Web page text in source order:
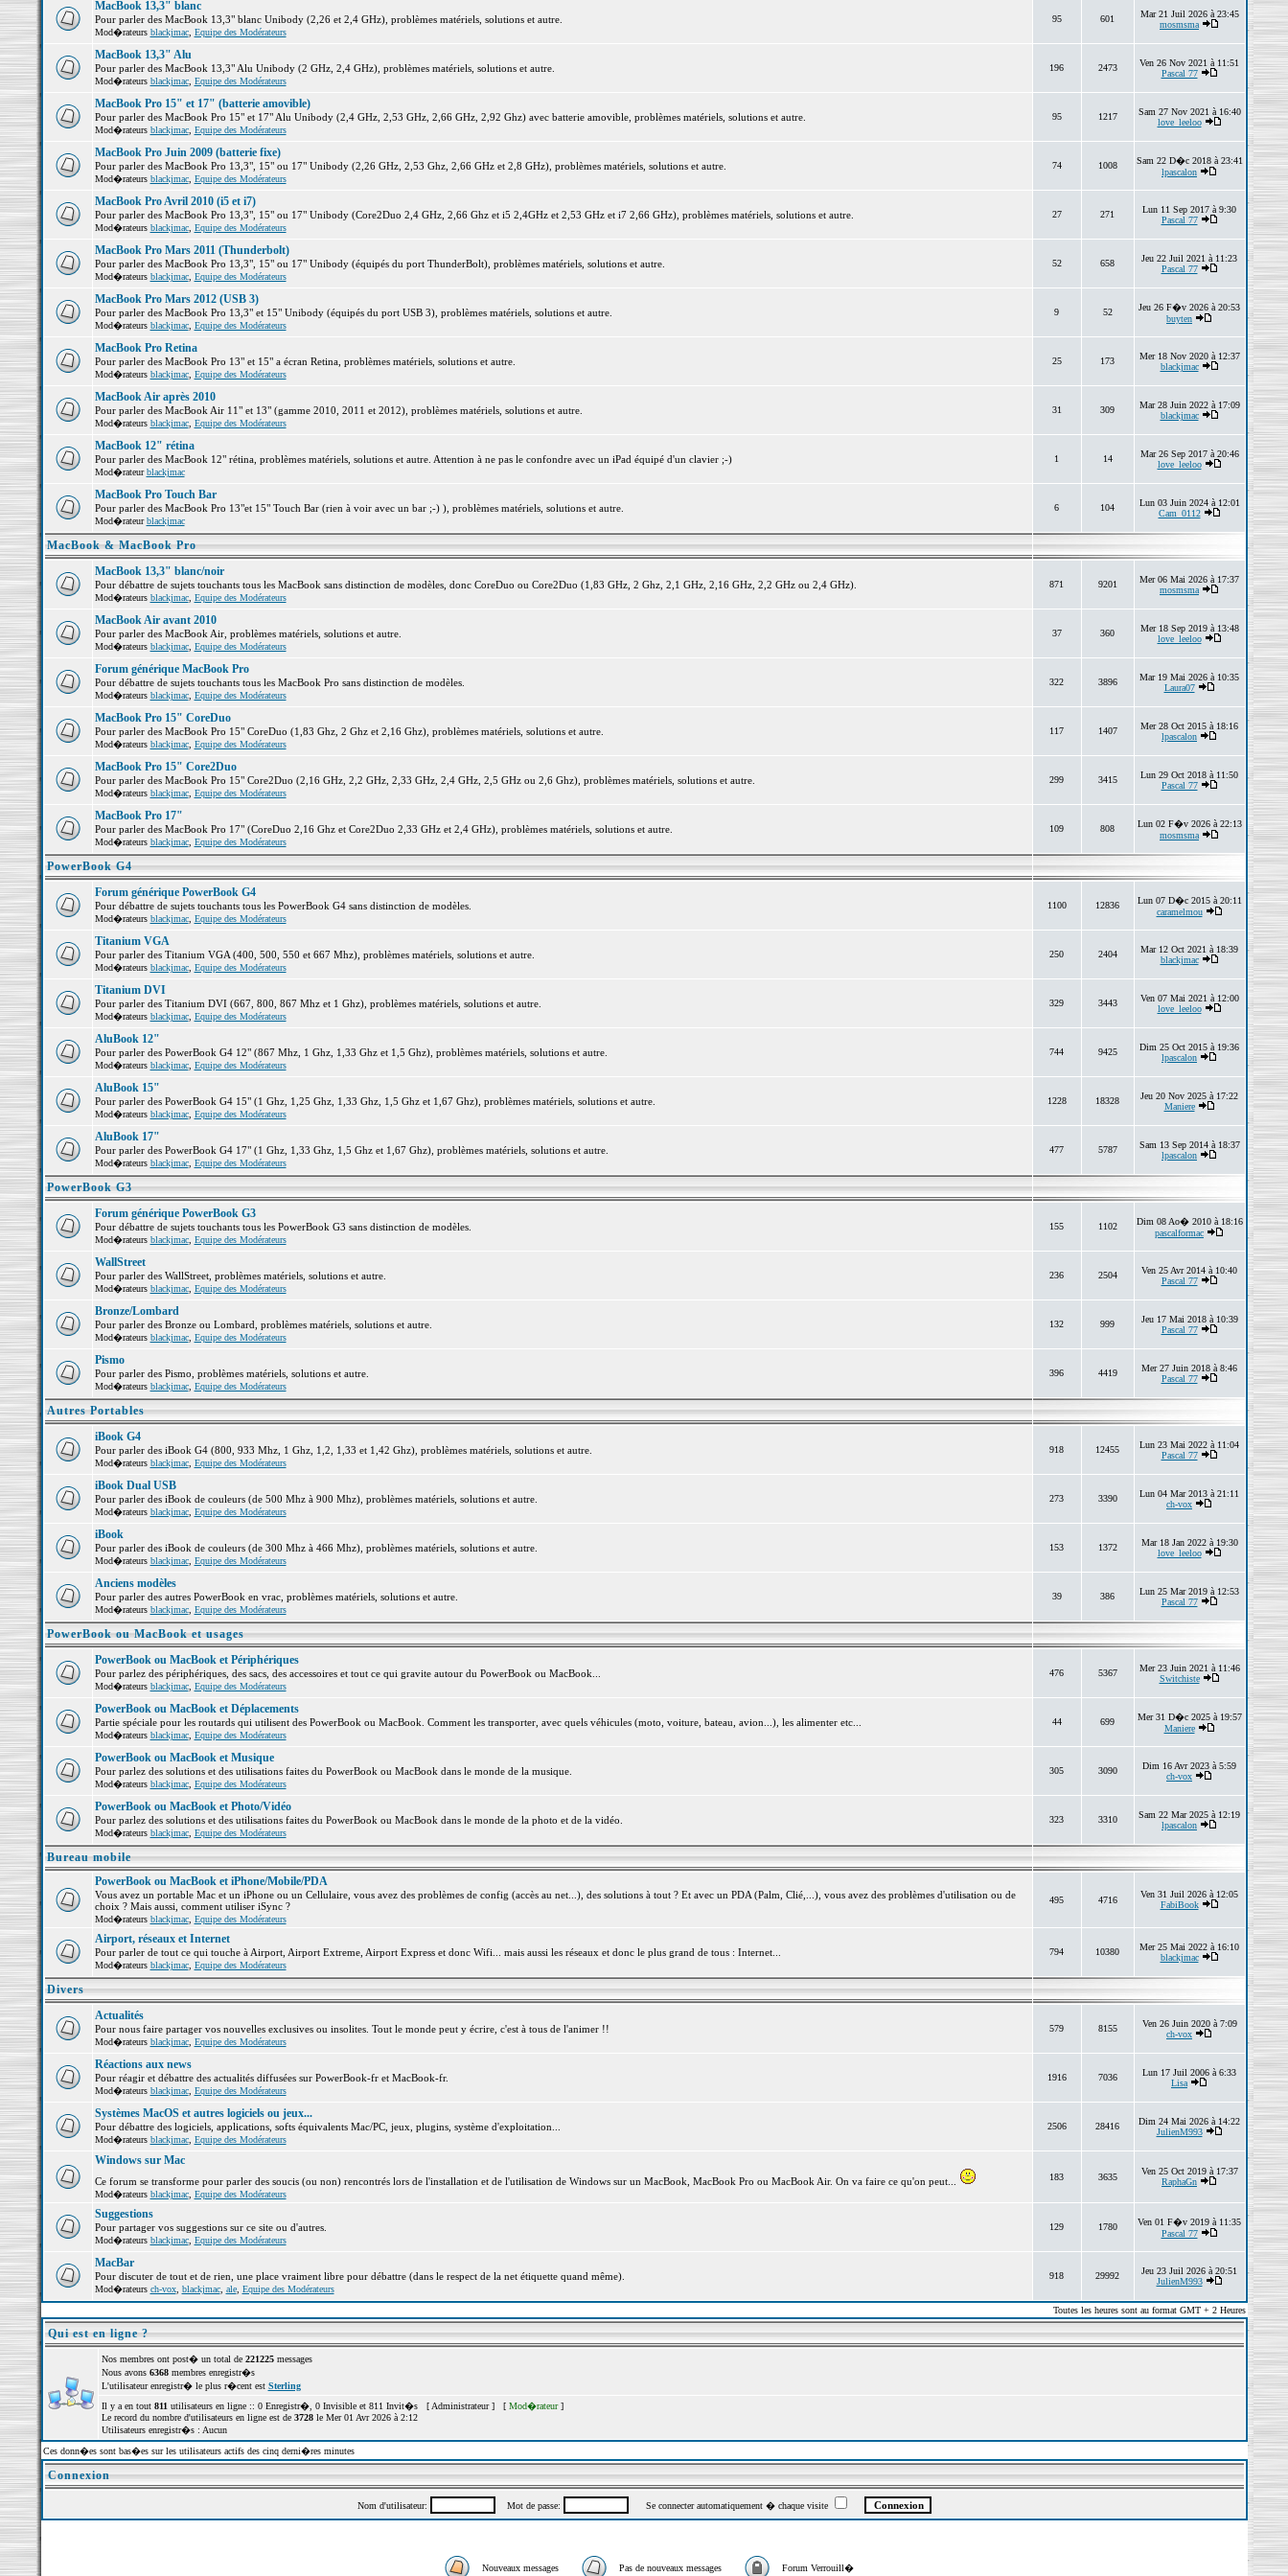
MacBook 13,3" blanc
Pour parler des MacBook 13,3" blanc Unibody (2,26 et 2,4 GHz), problèmes matériels, solutions et autre.
Mod�rateurs blackjmac, Equipe des Modérateurs
95 601
Mar 21 Juil 2026 à 23:45
mosmsma
MacBook 13,3" Alu
Pour parler des MacBook 13,3" Alu Unibody (2 GHz, 2,4 GHz), problèmes matériels, solutions et autre.
Mod�rateurs blackjmac, Equipe des Modérateurs
196 2473
Ven 26 Nov 2021 à 11:51
Pascal 77
MacBook Pro 15" et 17" (batterie amovible)
Pour parler des MacBook Pro 15" et 17" Alu Unibody (2,4 GHz, 2,53 GHz, 2,66 GHz, 2,92 Ghz) avec batterie amovible, problèmes matériels, solutions et autre.
Mod�rateurs blackjmac, Equipe des Modérateurs
95 1217
Sam 27 Nov 2021 à 16:40
love_leeloo
MacBook Pro Juin 2009 (batterie fixe)
Pour parler des MacBook Pro 13,3", 15" ou 17" Unibody (2,26 GHz, 2,53 Ghz, 2,66 GHz et 2,8 GHz), problèmes matériels, solutions et autre.
Mod�rateurs blackjmac, Equipe des Modérateurs
74 1008
Sam 22 D�c 2018 à 23:41
lpascalon
MacBook Pro Avril 2010 (i5 et i7)
Pour parler des MacBook Pro 13,3", 15" ou 17" Unibody (Core2Duo 2,4 GHz, 2,66 Ghz et i5 2,4GHz et 2,53 GHz et i7 2,66 GHz), problèmes matériels, solutions et autre.
Mod�rateurs blackjmac, Equipe des Modérateurs
27 271
Lun 11 Sep 2017 à 9:30
Pascal 77
MacBook Pro Mars 2011 (Thunderbolt)
Pour parler des MacBook Pro 13,3", 15" ou 17" Unibody (équipés du port ThunderBolt), problèmes matériels, solutions et autre.
Mod�rateurs blackjmac, Equipe des Modérateurs
52 658
Jeu 22 Juil 2021 à 11:23
Pascal 77
MacBook Pro Mars 2012 (USB 3)
Pour parler des MacBook Pro 13,3" et 15" Unibody (équipés du port USB 3), problèmes matériels, solutions et autre.
Mod�rateurs blackjmac, Equipe des Modérateurs
9 52
Jeu 26 F�v 2026 à 20:53
buyten
MacBook Pro Retina
Pour parler des MacBook Pro 13" et 15" a écran Retina, problèmes matériels, solutions et autre.
Mod�rateurs blackjmac, Equipe des Modérateurs
25 173
Mer 18 Nov 2020 à 12:37
blackjmac
MacBook Air après 2010
Pour parler des MacBook Air 11" et 13" (gamme 2010, 2011 et 2012), problèmes matériels, solutions et autre.
Mod�rateurs blackjmac, Equipe des Modérateurs
31 309
Mar 28 Juin 2022 à 17:09
blackjmac
MacBook 12" rétina
Pour parler des MacBook 12" rétina, problèmes matériels, solutions et autre. Attention à ne pas le confondre avec un iPad équipé d'un clavier ;-)
Mod�rateurblackjmac
1 14
Mar 26 Sep 2017 à 20:46
love_leeloo
MacBook Pro Touch Bar
Pour parler des MacBook Pro 13"et 15" Touch Bar (rien à voir avec un bar ;-) ), problèmes matériels, solutions et autre.
Mod�rateurblackjmac
6 104
Lun 03 Juin 2024 à 12:01
Cam_0112
MacBook & MacBook Pro
MacBook 13,3" blanc/noir
Pour débattre de sujets touchants tous les MacBook sans distinction de modèles, donc CoreDuo ou Core2Duo (1,83 GHz, 2 Ghz, 2,1 GHz, 2,16 GHz, 2,2 GHz ou 2,4 GHz).
Mod�rateurs blackjmac, Equipe des Modérateurs
871 9201
Mer 06 Mai 2026 à 17:37
mosmsma
MacBook Air avant 2010
Pour parler des MacBook Air, problèmes matériels, solutions et autre.
Mod�rateurs blackjmac, Equipe des Modérateurs
37 360
Mer 18 Sep 2019 à 13:48
love_leeloo
Forum générique MacBook Pro
Pour débattre de sujets touchants tous les MacBook Pro sans distinction de modèles.
Mod�rateurs blackjmac, Equipe des Modérateurs
322 3896
Mar 19 Mai 2026 à 10:35
Laura07
MacBook Pro 15" CoreDuo
Pour parler des MacBook Pro 15" CoreDuo (1,83 Ghz, 2 Ghz et 2,16 Ghz), problèmes matériels, solutions et autre.
Mod�rateurs blackjmac, Equipe des Modérateurs
117 1407
Mer 28 Oct 2015 à 18:16
lpascalon
MacBook Pro 15" Core2Duo
Pour parler des MacBook Pro 15" Core2Duo (2,16 GHz, 2,2 GHz, 2,33 GHz, 2,4 GHz, 2,5 GHz ou 2,6 Ghz), problèmes matériels, solutions et autre.
Mod�rateurs blackjmac, Equipe des Modérateurs
299 3415
Lun 29 Oct 2018 à 11:50
Pascal 77
MacBook Pro 17"
Pour parler des MacBook Pro 17" (CoreDuo 2,16 Ghz et Core2Duo 2,33 GHz et 2,4 GHz), problèmes matériels, solutions et autre.
Mod�rateurs blackjmac, Equipe des Modérateurs
109 808
Lun 02 F�v 2026 à 22:13
mosmsma
PowerBook G4
Forum générique PowerBook G4
Pour débattre de sujets touchants tous les PowerBook G4 sans distinction de modèles.
Mod�rateurs blackjmac, Equipe des Modérateurs
1100 12836
Lun 07 D�c 2015 à 20:11
caramelmou
Titanium VGA
Pour parler des Titanium VGA (400, 500, 550 et 667 Mhz), problèmes matériels, solutions et autre.
Mod�rateurs blackjmac, Equipe des Modérateurs
250 2404
Mar 12 Oct 2021 à 18:39
blackjmac
Titanium DVI
Pour parler des Titanium DVI (667, 800, 867 Mhz et 1 Ghz), problèmes matériels, solutions et autre.
Mod�rateurs blackjmac, Equipe des Modérateurs
329 3443
Ven 07 Mai 2021 à 12:00
love_leeloo
AluBook 12"
Pour parler des PowerBook G4 12" (867 Mhz, 1 Ghz, 1,33 Ghz et 1,5 Ghz), problèmes matériels, solutions et autre.
Mod�rateurs blackjmac, Equipe des Modérateurs
744 9425
Dim 25 Oct 2015 à 19:36
lpascalon
AluBook 15"
Pour parler des PowerBook G4 15" (1 Ghz, 1,25 Ghz, 1,33 Ghz, 1,5 Ghz et 1,67 Ghz), problèmes matériels, solutions et autre.
Mod�rateurs blackjmac, Equipe des Modérateurs
1228 18328
Jeu 20 Nov 2025 à 17:22
Maniere
AluBook 17"
Pour parler des PowerBook G4 17" (1 Ghz, 1,33 Ghz, 1,5 Ghz et 1,67 Ghz), problèmes matériels, solutions et autre.
Mod�rateurs blackjmac, Equipe des Modérateurs
477 5787
Sam 13 Sep 2014 à 18:37
lpascalon
PowerBook G3
Forum générique PowerBook G3
Pour débattre de sujets touchants tous les PowerBook G3 sans distinction de modèles.
Mod�rateurs blackjmac, Equipe des Modérateurs
155 1102
Dim 08 Ao� 2010 à 18:16
pascalformac
WallStreet
Pour parler des WallStreet, problèmes matériels, solutions et autre.
Mod�rateurs blackjmac, Equipe des Modérateurs
236 2504
Ven 25 Avr 2014 à 10:40
Pascal 77
Bronze/Lombard
Pour parler des Bronze ou Lombard, problèmes matériels, solutions et autre.
Mod�rateurs blackjmac, Equipe des Modérateurs
132 999
Jeu 17 Mai 2018 à 10:39
Pascal 77
Pismo
Pour parler des Pismo, problèmes matériels, solutions et autre.
Mod�rateurs blackjmac, Equipe des Modérateurs
396 4419
Mer 27 Juin 2018 à 8:46
Pascal 77
Autres Portables
iBook G4
Pour parler des iBook G4 (800, 933 Mhz, 1 Ghz, 1,2, 1,33 et 1,42 Ghz), problèmes matériels, solutions et autre.
Mod�rateurs blackjmac, Equipe des Modérateurs
918 12455
Lun 23 Mai 2022 à 11:04
Pascal 77
iBook Dual USB
Pour parler des iBook de couleurs (de 500 Mhz à 900 Mhz), problèmes matériels, solutions et autre.
Mod�rateurs blackjmac, Equipe des Modérateurs
273 3390
Lun 04 Mar 2013 à 21:11
ch-vox
iBook
Pour parler des iBook de couleurs (de 300 Mhz à 466 Mhz), problèmes matériels, solutions et autre.
Mod�rateurs blackjmac, Equipe des Modérateurs
153 1372
Mar 18 Jan 2022 à 19:30
love_leeloo
Anciens modèles
Pour parler des autres PowerBook en vrac, problèmes matériels, solutions et autre.
Mod�rateurs blackjmac, Equipe des Modérateurs
39 386
Lun 25 Mar 2019 à 12:53
Pascal 77
PowerBook ou MacBook et usages
PowerBook ou MacBook et Périphériques
Pour parlez des périphériques, des sacs, des accessoires et tout ce qui gravite autour du PowerBook ou MacBook...
Mod�rateurs blackjmac, Equipe des Modérateurs
476 5367
Mer 23 Juin 2021 à 11:46
Switchiste
PowerBook ou MacBook et Déplacements
Partie spéciale pour les routards qui utilisent des PowerBook ou MacBook. Comment les transporter, avec quels véhicules (moto, voiture, bateau, avion...), les alimenter etc...
Mod�rateurs blackjmac, Equipe des Modérateurs
44 699
Mer 31 D�c 2025 à 19:57
Maniere
PowerBook ou MacBook et Musique
Pour parlez des solutions et des utilisations faites du PowerBook ou MacBook dans le monde de la musique.
Mod�rateurs blackjmac, Equipe des Modérateurs
305 3090
Dim 16 Avr 2023 à 5:59
ch-vox
PowerBook ou MacBook et Photo/Vidéo
Pour parlez des solutions et des utilisations faites du PowerBook ou MacBook dans le monde de la photo et de la vidéo.
Mod�rateurs blackjmac, Equipe des Modérateurs
323 3310
Sam 22 Mar 2025 à 12:19
lpascalon
Bureau mobile
PowerBook ou MacBook et iPhone/Mobile/PDA
Vous avez un portable Mac et un iPhone ou un Cellulaire, vous avez des problèmes de config (accès au net...), des solutions à tout ? Et avec un PDA (Palm, Clié,...), vous avez des problèmes d'utilisation ou de
choix ? Mais aussi, comment utiliser iSync ?
Mod�rateurs blackjmac, Equipe des Modérateurs
495 4716
Ven 31 Juil 2026 à 12:05
FabiBook
Airport, réseaux et Internet
Pour parler de tout ce qui touche à Airport, Airport Extreme, Airport Express et donc Wifi... mais aussi les réseaux et donc le plus grand de tous : Internet...
Mod�rateurs blackjmac, Equipe des Modérateurs
794 10380
Mer 25 Mai 2022 à 16:10
blackjmac
Divers
Actualités
Pour nous faire partager vos nouvelles exclusives ou insolites. Tout le monde peut y écrire, c'est à tous de l'animer !!
Mod�rateurs blackjmac, Equipe des Modérateurs
579 8155
Ven 26 Juin 2020 à 7:09
ch-vox
Réactions aux news
Pour réagir et débattre des actualités diffusées sur PowerBook-fr et MacBook-fr.
Mod�rateurs blackjmac, Equipe des Modérateurs
1916 7036
Lun 17 Juil 2006 à 6:33
Lisa
Systèmes MacOS et autres logiciels ou jeux...
Pour débattre des logiciels, applications, softs équivalents Mac/PC, jeux, plugins, système d'exploitation...
Mod�rateurs blackjmac, Equipe des Modérateurs
2506 28416
Dim 24 Mai 2026 à 14:22
JulienM993
Windows sur Mac
Ce forum se transforme pour parler des soucis (ou non) rencontrés lors de l'installation et de l'utilisation de Windows sur un MacBook, MacBook Pro ou MacBook Air. On va faire ce qu'on peut...
Mod�rateurs blackjmac, Equipe des Modérateurs
183 3635
Ven 25 Oct 2019 à 17:37
RaphaGn
Suggestions
Pour partager vos suggestions sur ce site ou d'autres.
Mod�rateurs blackjmac, Equipe des Modérateurs
129 1780
Ven 01 F�v 2019 à 11:35
Pascal 77
MacBar
Pour discuter de tout et de rien, une place vraiment libre pour débattre (dans le respect de la net étiquette quand même).
Mod�rateurs ch-vox, blackjmac, ale, Equipe des Modérateurs
918 29992
Jeu 23 Juil 2026 à 20:51
JulienM993
Toutes les heures sont au format GMT + 2 Heures
Qui est en ligne ?
Nos membres ont post� un total de 221225messages
Nous avons 6368membres enregistr�s
L'utilisateur enregistr� le plus r�cent est Sterling
Il y a en tout 811 utilisateurs en ligne :: 0 Enregistr�, 0 Invisible et 811 Invit�s [ Administrateur] [ Mod�rateur]
Le record du nombre d'utilisateurs en ligne est de 3728le Mer 01 Avr 2026 à 2:12
Utilisateurs enregistr�s : Aucun
Ces donn�es sont bas�es sur les utilisateurs actifs des cinq derni�res minutes
Connexion
Nom d'utilisateur: Mot de passe: Se connecter automatiquement � chaque visite
Nouveaux messages Pas de nouveaux messages Forum Verrouill�